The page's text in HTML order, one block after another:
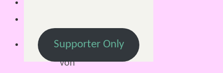
sind
eines
von
Supporter Only